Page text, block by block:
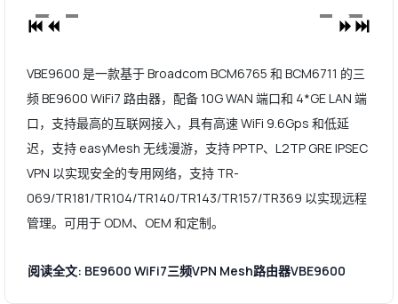
VBE9600 是一款基于 Broadcom BCM6765 和 BCM6711 的三
频 BE9600 WiFi7 路由器，配备 10G WAN 端口和 4*GE LAN 端
口，支持最高的互联网接入，具有高速 WiFi 9.6Gps 和低延
迟，支持 easyMesh 无线漫游，支持 PPTP、L2TP GRE IPSEC
VPN 以实现安全的专用网络，支持 TR-
069/TR181/TR104/TR140/TR143/TR157/TR369 以实现远程
管理。可用于 ODM、OEM 和定制。
阅读全文: BE9600 WiFi7三频VPN Mesh路由器VBE9600